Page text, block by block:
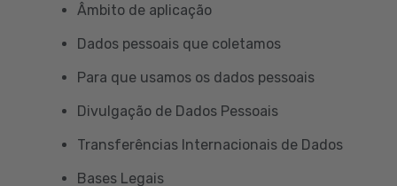
Âmbito de aplicação
Dados pessoais que coletamos
Para que usamos os dados pessoais
Divulgação de Dados Pessoais
Transferências Internacionais de Dados
Bases Legais